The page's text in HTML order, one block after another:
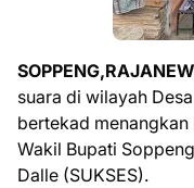
suara di wilayah
bertekad menangkan
Wakil Bupati
Dalle (SUKSES).